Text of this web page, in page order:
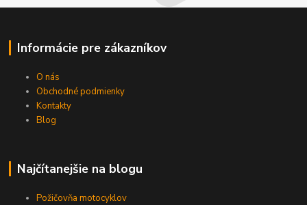
Informácie pre zákazníkov
O nás
Obchodné podmienky
Kontakty
Blog
Najčítanejšie na blogu
Požičovňa motocyklov